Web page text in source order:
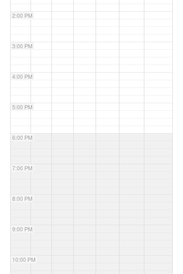
2:00 PM
3:00 PM
4:00 PM
5:00 PM
6:00 PM
7:00 PM
8:00 PM
9:00 PM
10:00 PM